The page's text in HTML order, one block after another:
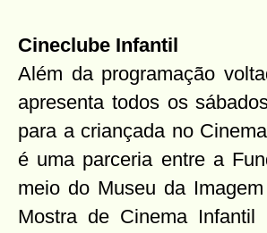
Cineclube Infantil
Além da programação
apresenta todos os
para a criançada no
é uma parceria entre a
meio do Museu da
Mostra de Cinema